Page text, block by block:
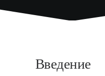
Введение